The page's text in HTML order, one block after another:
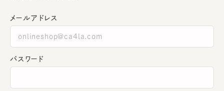
メールアドレス
パスワード